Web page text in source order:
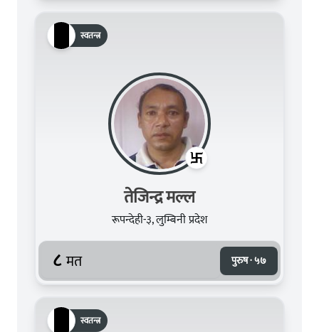
स्वतन्त्र
तेजिन्द्र मल्ल
रूपन्देही-३, लुम्बिनी प्रदेश
८ मत पुरुष · ५७
स्वतन्त्र